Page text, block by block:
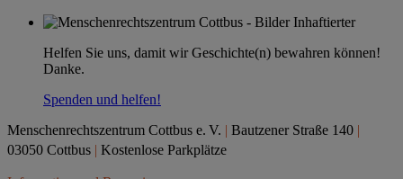
Helfen Sie uns, damit wir Geschichte(n) bewahren können!
Danke.
Spenden und helfen!
Menschenrechtszentrum Cottbus e. V. | Bautzener Straße 140 |
03050 Cottbus | Kostenlose Parkplätze